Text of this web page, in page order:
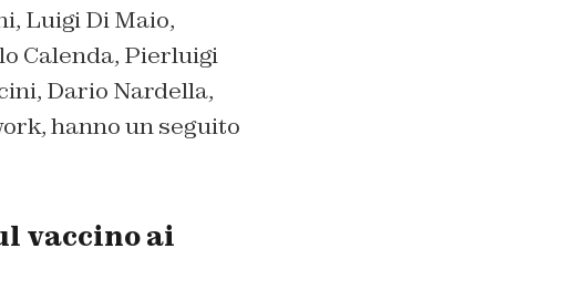
Luigi Di Maio,
Calenda, Pierluigi
Dario Nardella,
hanno un seguito
vaccino ai